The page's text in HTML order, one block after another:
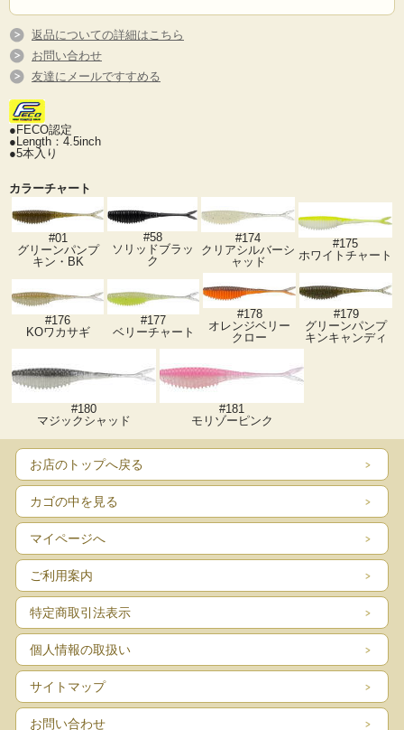
返品についての詳細はこちら
お問い合わせ
友達にメールですすめる
●FECO認定
●Length：4.5inch
●5本入り
カラーチャート
#01
グリーンパンプ
キン・BK
#58
ソリッドブラッ
ク
#174
クリアシルバーシ
ャッド
#175
ホワイトチャート
#176
KOワカサギ
#177
ベリーチャート
#178
オレンジベリー
クロー
#179
グリーンパンプ
キンキャンディ
#180
マジックシャッド
#181
モリゾーピンク
お店のトップへ戻る
カゴの中を見る
マイページへ
ご利用案内
特定商取引法表示
個人情報の取扱い
サイトマップ
お問い合わせ